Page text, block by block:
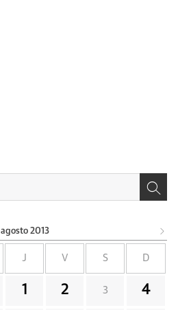
agosto 2013
J V S D
1 2 3 4